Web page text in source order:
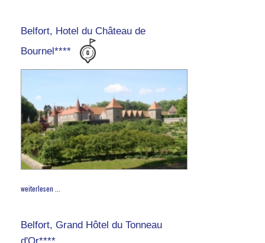
Belfort, Hotel du Château de
Bournel****
weiterlesen ...
Belfort, Grand Hôtel du Tonneau
d'Or****